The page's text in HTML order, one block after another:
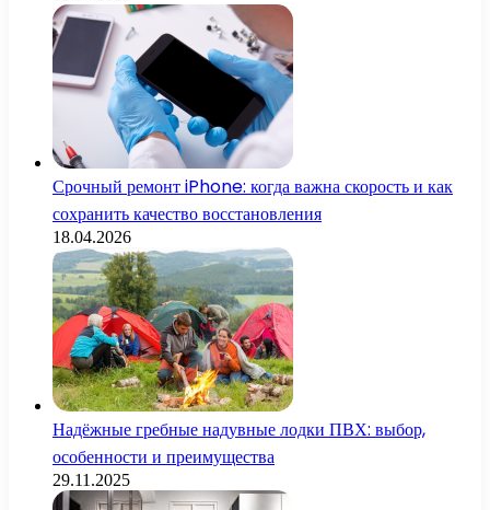
Срочный ремонт iPhone: когда важна скорость и как
сохранить качество восстановления
18.04.2026
Надёжные гребные надувные лодки ПВХ: выбор,
особенности и преимущества
29.11.2025